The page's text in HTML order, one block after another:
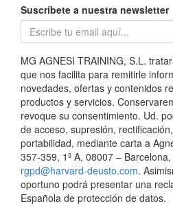
Suscríbete a nuestra newsletter
MG AGNESI TRAINING, S.L.
que nos facilita para remitirle
novedades, ofertas y contenidos
productos y servicios.
revoque su consentimiento. Ud.
de acceso, supresión,
portabilidad, mediante carta a
357-359, 1º A, 08007 –
rgpd@harvard-deusto.com.
oportuno podrá presentar una
Española de protección de datos.